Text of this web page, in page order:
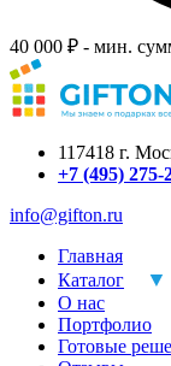
40 000 ₽ - мин.
117418 г.
+7 (495) 275-
info@gifton.ru
Главная
Каталог
О нас
Портфолио
Готовые